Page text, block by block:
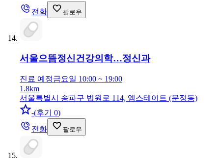
전화 팔로우
서울으뜸정신건강의학…정신과
진료 예정금요일 10:00 ~ 19:00
1.8km
서울특별시 송파구 법원로 114, 엠스테이트 (문정동)
-(후기 0)
전화
팔로우